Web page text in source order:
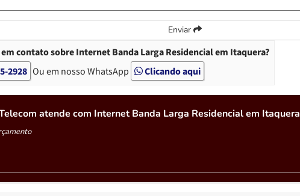
Enviar
contato sobre Internet Banda Larga Residencial em Itaquera?
2928 Ou em nosso WhatsApp Clicando aqui
atende com Internet Banda Larga Residencial em Itaquera